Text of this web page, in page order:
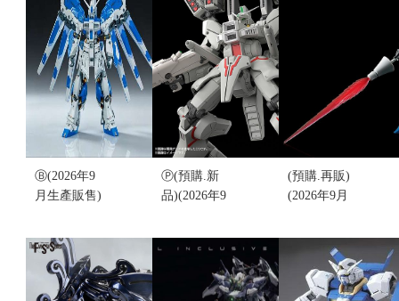
青椒 豪華版
可發光 組裝
再版(不挑盒
況)
售價:3240
五號機 臨時
五號機 組裝
模型(不挑盒
況)
售價:2070
Ⓑ(2026年9
月生產販售)
6693放大RG
+ GK海牛
1/100 組裝可
動模型(不挑
Ⓟ(預購.新
品)(2026年9
魂限定 MG
1/100
GUNDAM
Mk-V(不挑盒
(預購.再販)
(2026年9月
限定...HG
1/144 OZ-
06MS-SR2
LEO-R 雷歐